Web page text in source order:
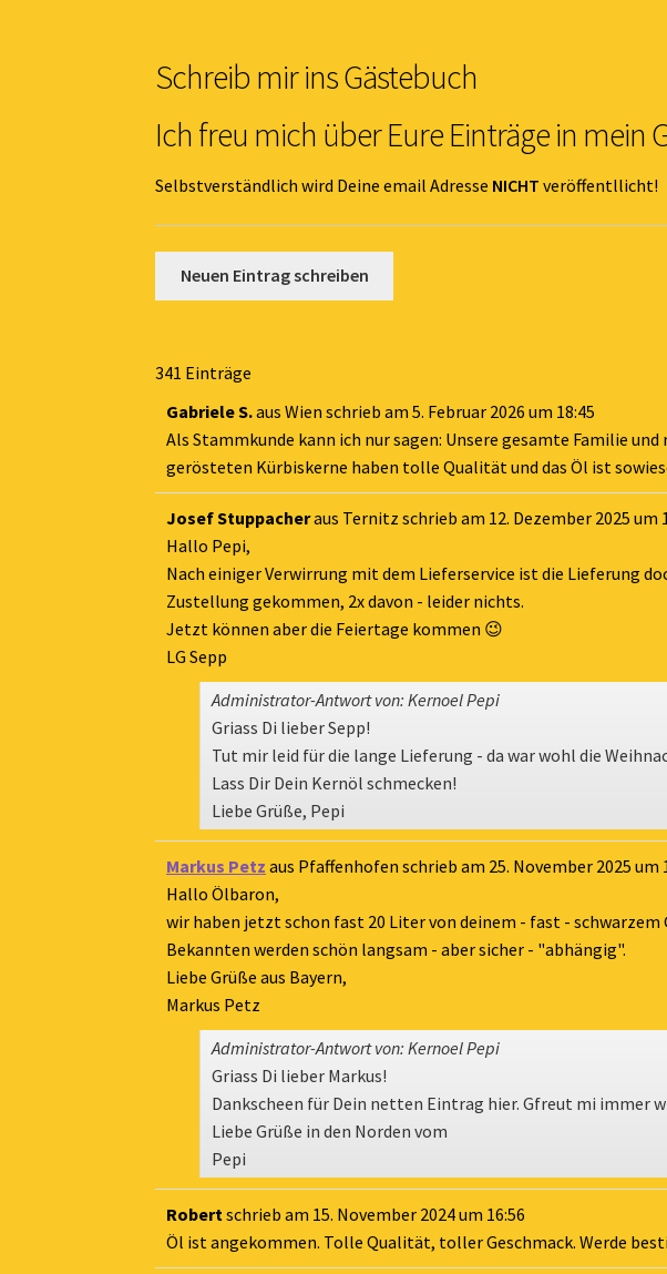
Schreib mir ins Gästebuch
Ich freu mich über Eure Einträge in mein
Selbstverständlich wird Deine email Adresse NICHT veröffentllicht!
341 Einträge
Gabriele S.aus Wien schrieb am 5. Februar 2026 um 18:45
Als Stammkunde kann ich nur sagen: Unsere gesamte Familie
gerösteten Kürbiskerne haben tolle Qualität und das Öl ist
Josef Stuppacheraus Ternitz schrieb am 12. Dezember 2025 um
Hallo Pepi,
Nach einiger Verwirrung mit dem Lieferservice ist die Lieferung
Zustellung gekommen, 2x davon - leider nichts.
Jetzt können aber die Feiertage kommen 😉
LG Sepp
Administrator-Antwort von: Kernoel Pepi
Griass Di lieber Sepp!
Tut mir leid für die lange Lieferung - da war wohl die
Lass Dir Dein Kernöl schmecken!
Liebe Grüße, Pepi
Markus Petz aus Pfaffenhofen schrieb am 25. November 2025 um
Hallo Ölbaron,
wir haben jetzt schon fast 20 Liter von deinem - fast -
Bekannten werden schön langsam - aber sicher - "abhängig".
Liebe Grüße aus Bayern,
Markus Petz
Administrator-Antwort von: Kernoel Pepi
Griass Di lieber Markus!
Dankscheen für Dein netten Eintrag hier. Gfreut mi immer
Liebe Grüße in den Norden vom
Pepi
Robertschrieb am 15. November 2024um 16:56
Öl ist angekommen. Tolle Qualität, toller Geschmack. Werde